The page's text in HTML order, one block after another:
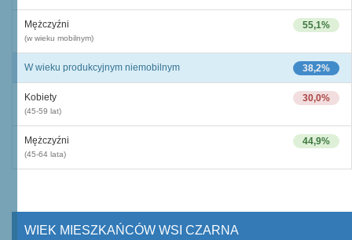
55,1%
Mężczyźni
(w wieku mobilnym)
38,2%
W wieku produkcyjnym niemobilnym
30,0%
Kobiety
(45-59 lat)
44,9%
Mężczyźni
(45-64 lata)
WIEK MIESZKAŃCÓW WSI CZARNA